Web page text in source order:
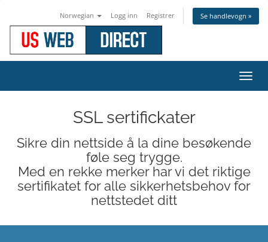
Norwegian Logg inn Registrer Se handlevogn »
Bytt
SSL sertifickater
Sikre din nettside å la dine besøkende
føle seg trygge.
Med en rekke merker har vi det riktige
sertifikatet for alle sikkerhetsbehov for
nettstedet ditt